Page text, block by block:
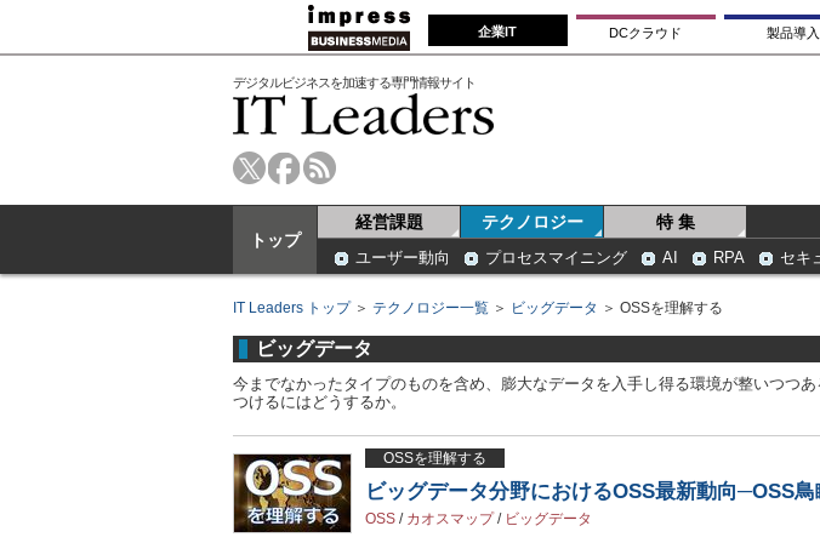
企業IT DCクラウド 製品導入
デジタルビジネスを加速する専門情報サイト
トップ
経営課題 テクノロジー 特 集
ユーザー動向 プロセスマイニング AI RPA セキ
IT Leaders トップ＞ テクノロジー一覧 ＞ ビッグデータ ＞ OSSを理解する
ビッグデータ
今までなかったタイプのものを含め、膨大なデータを入手し得る環境が整いつつ
つけるにはどうするか。
OSSを理解する
ビッグデータ分野におけるOSS最新動向─OSS鳥
OSS / カオスマップ/ ビッグデータ